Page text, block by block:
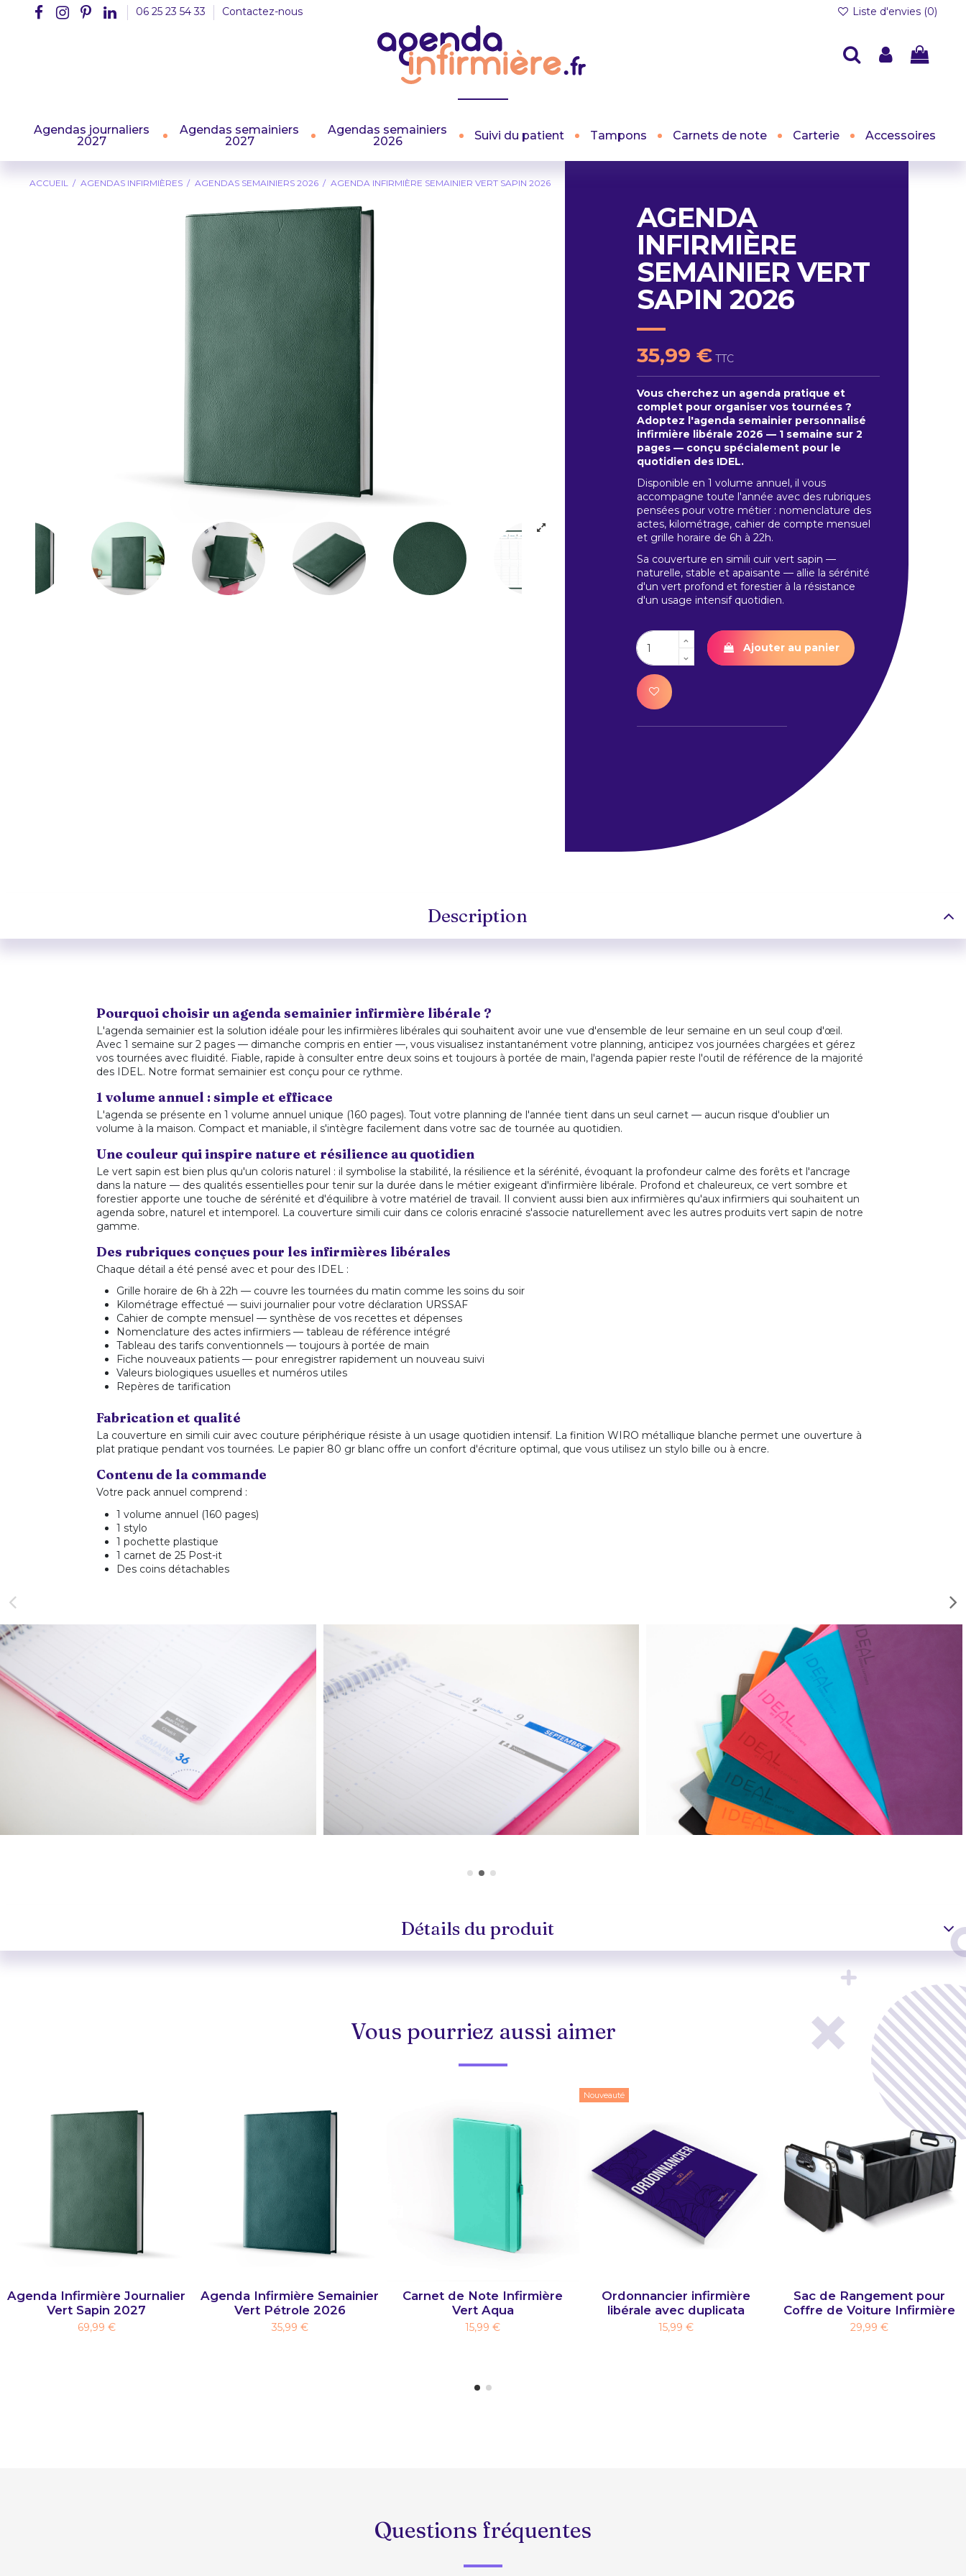
06 25 23 54 33 Contactez-nous Liste d'envies (0)
Agendas journaliers
2027
Agendas semainiers
2027
Agendas semainiers
2026
Suivi du patient Tampons Carnets de note Carterie Accessoires
ACCUEIL AGENDAS INFIRMIÈRES AGENDAS SEMAINIERS 2026 AGENDA INFIRMIÈRE SEMAINIER VERT SAPIN 2026
AGENDA
INFIRMIÈRE
SEMAINIER VERT
SAPIN 2026
35,99 € TTC
Vous cherchez un agenda pratique et
complet pour organiser vos tournées ?
Adoptez l'agenda semainier personnalisé
infirmière libérale 2026 — 1 semaine sur 2
pages — conçu spécialement pour le
quotidien des IDEL.
Disponible en 1 volume annuel, il vous
accompagne toute l'année avec des rubriques
pensées pour votre métier : nomenclature des
actes, kilométrage, cahier de compte mensuel
et grille horaire de 6h à 22h.
Sa couverture en simili cuir vert sapin —
naturelle, stable et apaisante — allie la sérénité
d'un vert profond et forestier à la résistance
d'un usage intensif quotidien.
Ajouter au panier
Description
Pourquoi choisir un agenda semainier infirmière libérale ?
L'agenda semainier est la solution idéale pour les infirmières libérales qui souhaitent avoir une vue d'ensemble de leur semaine en un seul coup d'œil.
Avec 1 semaine sur 2 pages — dimanche compris en entier —, vous visualisez instantanément votre planning, anticipez vos journées chargées et gérez
vos tournées avec fluidité. Fiable, rapide à consulter entre deux soins et toujours à portée de main, l'agenda papier reste l'outil de référence de la majorité
des IDEL. Notre format semainier est conçu pour ce rythme.
1 volume annuel : simple et efficace
L'agenda se présente en 1 volume annuel unique (160 pages). Tout votre planning de l'année tient dans un seul carnet — aucun risque d'oublier un
volume à la maison. Compact et maniable, il s'intègre facilement dans votre sac de tournée au quotidien.
Une couleur qui inspire nature et résilience au quotidien
Le vert sapin est bien plus qu'un coloris naturel : il symbolise la stabilité, la résilience et la sérénité, évoquant la profondeur calme des forêts et l'ancrage
dans la nature — des qualités essentielles pour tenir sur la durée dans le métier exigeant d'infirmière libérale. Profond et chaleureux, ce vert sombre et
forestier apporte une touche de sérénité et d'équilibre à votre matériel de travail. Il convient aussi bien aux infirmières qu'aux infirmiers qui souhaitent un
agenda sobre, naturel et intemporel. La couverture simili cuir dans ce coloris enraciné s'associe naturellement avec les autres produits vert sapin de notre
gamme.
Des rubriques conçues pour les infirmières libérales
Chaque détail a été pensé avec et pour des IDEL :
Grille horaire de 6h à 22h — couvre les tournées du matin comme les soins du soir
Kilométrage effectué — suivi journalier pour votre déclaration URSSAF
Cahier de compte mensuel — synthèse de vos recettes et dépenses
Nomenclature des actes infirmiers — tableau de référence intégré
Tableau des tarifs conventionnels — toujours à portée de main
Fiche nouveaux patients — pour enregistrer rapidement un nouveau suivi
Valeurs biologiques usuelles et numéros utiles
Repères de tarification
Fabrication et qualité
La couverture en simili cuir avec couture périphérique résiste à un usage quotidien intensif. La finition WIRO métallique blanche permet une ouverture à
plat pratique pendant vos tournées. Le papier 80 gr blanc offre un confort d'écriture optimal, que vous utilisez un stylo bille ou à encre.
Contenu de la commande
Votre pack annuel comprend :
1 volume annuel (160 pages)
1 stylo
1 pochette plastique
1 carnet de 25 Post-it
Des coins détachables
Détails du produit
Vous pourriez aussi aimer
Agenda Infirmière Journalier
Vert Sapin 2027
69,99 €
Agenda Infirmière Semainier
Vert Pétrole 2026
35,99 €
Carnet de Note Infirmière
Vert Aqua
15,99 €
Nouveauté
Ordonnancier infirmière
libérale avec duplicata
15,99 €
Sac de Rangement pour
Coffre de Voiture Infirmière
29,99 €
Questions fréquentes